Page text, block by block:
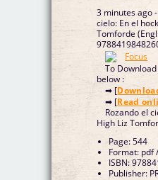
3 minutes ago
cielo: En el
Tomforde
To
below :
➡ [
➡ [Read
Rozando el
High Liz
Page: 544
Format: pdf
ISBN:
Publisher: